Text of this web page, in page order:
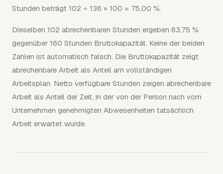
Stunden beträgt 102 ÷ 136 × 100 = 75,00 %.
Dieselben 102 abrechenbaren Stunden ergeben 63,75 %
gegenüber 160 Stunden Bruttokapazität. Keine der beiden
Zahlen ist automatisch falsch. Die Bruttokapazität zeigt
abrechenbare Arbeit als Anteil am vollständigen
Arbeitsplan. Netto verfügbare Stunden zeigen abrechenbare
Arbeit als Anteil der Zeit, in der von der Person nach vom
Unternehmen genehmigten Abwesenheiten tatsächlich
Arbeit erwartet wurde.